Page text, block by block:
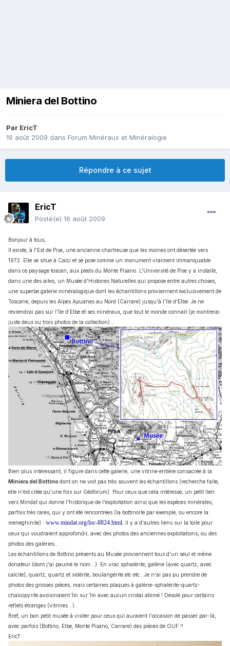
Miniera del Bottino
Par EricT
16 août 2009 dans Forum Minéraux et Minéralogie
Répondre à ce sujet
EricT
Posté(e) 16 août 2009
Bonjour à tous,
Il existe, à l'Est de Pise, une ancienne chartreuse que les moines ont désertée vers
1972. Elle se situe à Calci et se pose comme un monument vraiment immanquable
dans ce paysage toscan, aux pieds du Monte Pisano. L'Université de Pise y a installé,
dans une des ailes, un Musée d'Histoires Naturelles qui propose entre autres choses,
une superbe galerie minéralogique dont les échantillons proviennent exclusivement de
Toscane, depuis les Alpes Apuanes au Nord (Carrare) jusqu'à l'île d'Elbe. Je ne
reviendrai pas sur l'île d'Elbe et ses minéraux, que tout le monde connait (je montrerai
juste deux ou trois photos de la collection)...
Bien plus intéressant, il figure dans cette galerie, une vitrine entière consacrée à la
Miniera del Bottino dont on ne voit pas très souvent les échantillons (recherche faite,
elle n'est citée qu'une fois sur Géoforum). Pour ceux que cela intéresse, un petit lien
vers Mindat qui donne l'historique de l'exploitation ainsi que les espèces minérales,
parfois très rares, qui y ont été rencontrées (la bottinoïte par exemple, ou encore la
meneghinite) : www.mindat.org/loc-8824.html. Il y a d'autres liens sur la toile pour
ceux qui voudraient approfondir, avec des photos des anciennes exploitations, ou des
photos des galeries...
Les échantillons de Bottino présents au Musée proviennent tous d'un seul et même
donateur (dont j'ai paumé le nom...). En vrac sphalérite, galène (avec quartz, avec
calcite), quartz, quartz et sidérite, boulangérite etc etc...Je n'ai pas pu prendre de
photos des grosses pièces, mais certaines plaques à galène-sphalérite-quartz-
chalcopyrite avoisinaient 1m sur 1m avec aucun cristal abimé ! Désolé pour certains
reflets étranges (vitrines...)
Bref, un bon petit musée à visiter pour ceux qui auraient l'occasion de passer par-là,
avec parfois (Bottino, Elbe, Monte Pisano, Carrare) des pièces de OUF !!
EricT